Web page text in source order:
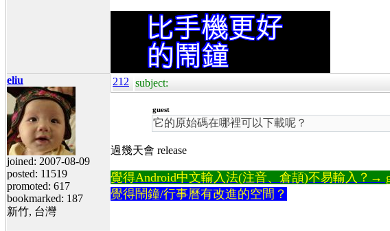
eliu
joined: 2007-08-09
posted: 11519
promoted: 617
bookmarked: 187
新竹, 台灣
212 subject:
guest
它的原始碼在哪裡可以下載呢？
過幾天會 release
覺得Android中文輸入法(注音、倉頡)不易輸入？→
覺得鬧鐘/行事曆有改進的空間？